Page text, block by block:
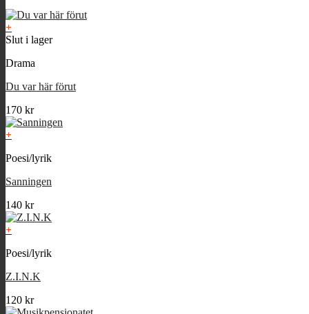
+
Slut i lager
Drama
Du var här förut
170 kr
+
Poesi/lyrik
Sanningen
140 kr
+
Poesi/lyrik
Z.I.N.K
120 kr